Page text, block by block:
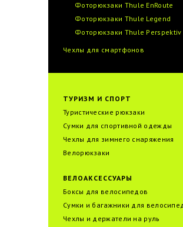
Фоторюкзаки Thule EnRoute
Фоторюкзаки Thule Legend
Фоторюкзаки Thule Perspektiv
Чехлы для смартфонов
ТУРИЗМ И СПОРТ
Туристические рюкзаки
Сумки для спортивной одежды
Чехлы для зимнего снаряжения
Велорюкзаки
ВЕЛОАКСЕССУАРЫ
Боксы для велосипедов
Сумки и багажники для
Чехлы и держатели на руль